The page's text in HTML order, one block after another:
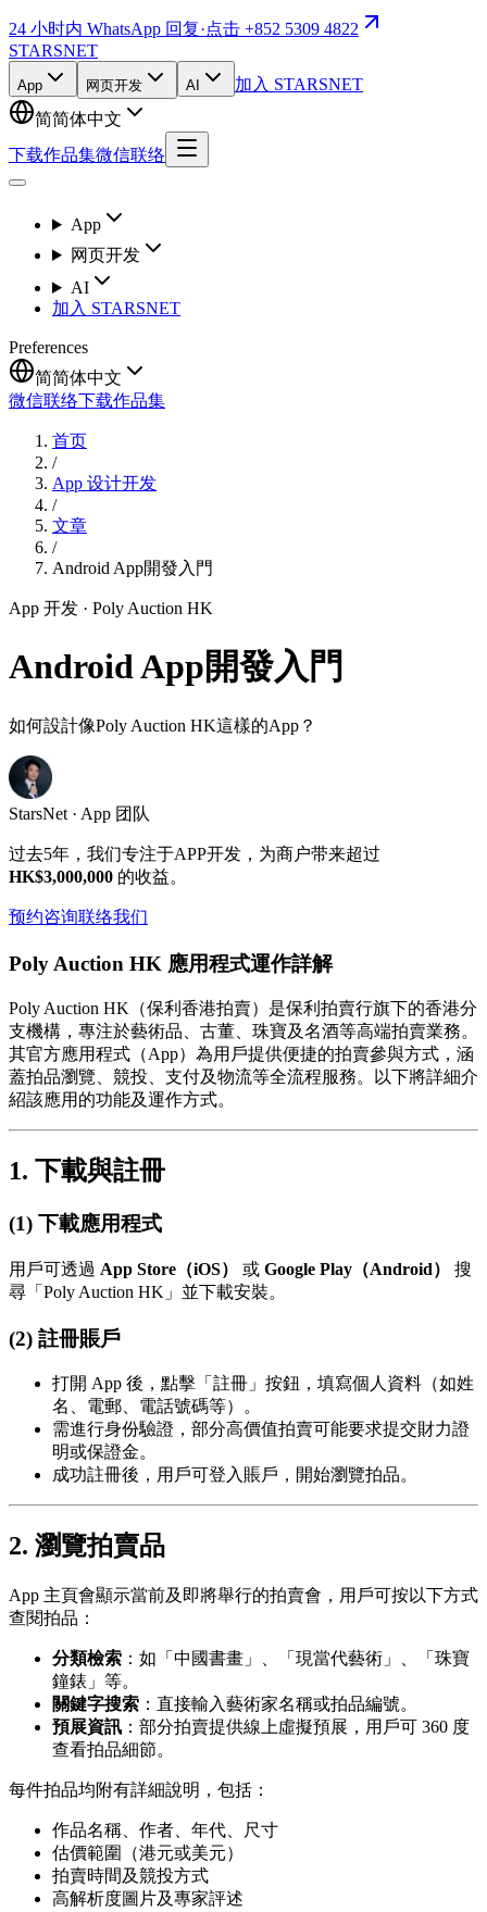
24 小时内 WhatsApp 回复·点击 +852 5309 4822
STARSNET
App 网页开发 AI
加入 STARSNET
简简体中文
下载作品集微信联络
App
网页开发
AI
加入 STARSNET
Preferences
简简体中文
微信联络下载作品集
首页
/
App 设计开发
/
文章
/
Android App開發入門
App 开发 · Poly Auction HK
Android App開發入門
如何設計像Poly Auction HK這樣的App？
StarsNet · App 团队
过去5年，我们专注于APP开发，为商户带来超过
HK$3,000,000 的收益。
预约咨询联络我们
Poly Auction HK 應用程式運作詳解
Poly Auction HK（保利香港拍賣）是保利拍賣行旗下的香港分
支機構，專注於藝術品、古董、珠寶及名酒等高端拍賣業務。
其官方應用程式（App）為用戶提供便捷的拍賣參與方式，涵
蓋拍品瀏覽、競投、支付及物流等全流程服務。以下將詳細介
紹該應用的功能及運作方式。
1. 下載與註冊
(1) 下載應用程式
用戶可透過 App Store（iOS） 或 Google Play（Android）
搜
尋「Poly Auction HK」並下載安裝。
(2) 註冊賬戶
打開 App 後，點擊「註冊」按鈕，填寫個人資料（如姓
名、電郵、電話號碼等）。
需進行身份驗證，部分高價值拍賣可能要求提交財力證
明或保證金。
成功註冊後，用戶可登入賬戶，開始瀏覽拍品。
2. 瀏覽拍賣品
App 主頁會顯示當前及即將舉行的拍賣會，用戶可按以下方式
查閱拍品：
分類檢索 ：如「中國書畫」、「現當代藝術」、「珠寶
鐘錶」等。
關鍵字搜索 ：直接輸入藝術家名稱或拍品編號。
預展資訊 ：部分拍賣提供線上虛擬預展，用戶可 360 度
查看拍品細節。
每件拍品均附有詳細說明，包括：
作品名稱、作者、年代、尺寸
估價範圍（港元或美元）
拍賣時間及競投方式
高解析度圖片及專家評述